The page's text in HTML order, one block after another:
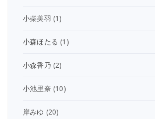
小柴美羽 (1)
小森ほたる (1)
小森香乃 (2)
小池里奈 (10)
岸みゆ (20)